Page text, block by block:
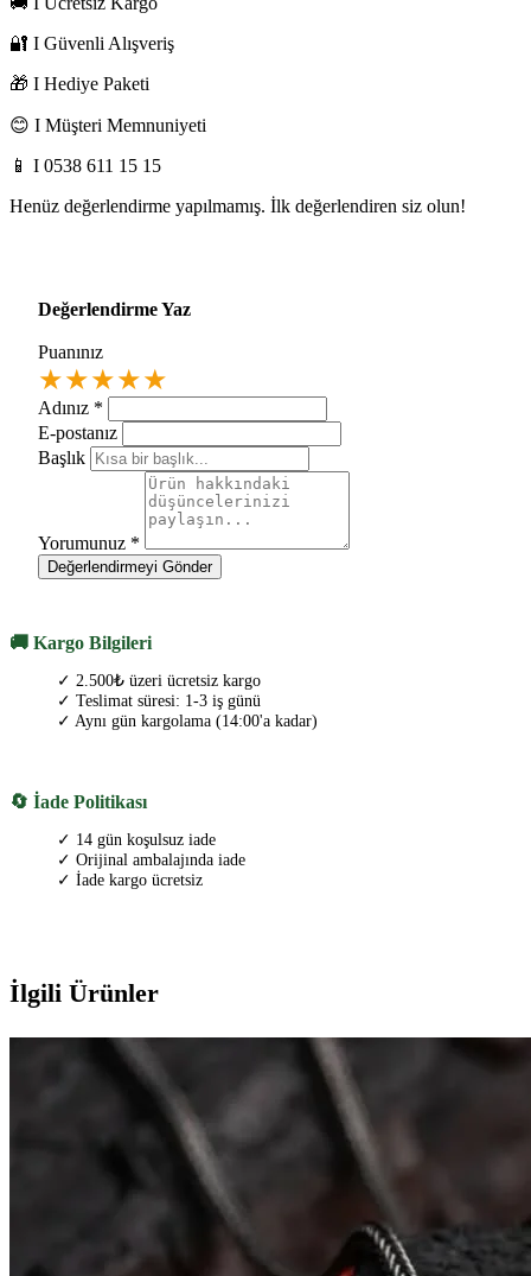
🔐 I Güvenli Alışveriş
🎁 I Hediye Paketi
😊 I Müşteri Memnuniyeti
📱 I 0538 611 15 15
Henüz değerlendirme yapılmamış. İlk değerlendiren siz olun!
Değerlendirme Yaz
Puanınız
★★★★★
Adınız *
E-postanız
Başlık
Yorumunuz *
Değerlendirmeyi Gönder
🚚 Kargo Bilgileri
✓ 2.500₺ üzeri ücretsiz kargo
✓ Teslimat süresi: 1-3 iş günü
✓ Aynı gün kargolama (14:00'a kadar)
🔄 İade Politikası
✓ 14 gün koşulsuz iade
✓ Orijinal ambalajında iade
✓ İade kargo ücretsiz
İlgili Ürünler